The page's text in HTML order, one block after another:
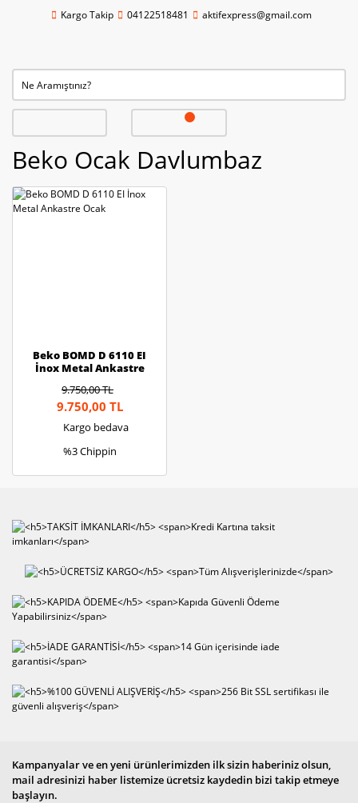
Kargo Takip 04122518481 aktifexpress@gmail.com
Beko Ocak Davlumbaz
Beko BOMD D 6110 EI
İnox Metal Ankastre
9.750,00 TL
9.750,00 TL
Kargo bedava
%3 Chippin
Kampanyalar ve en yeni ürünlerimizden ilk sizin haberiniz olsun,
mail adresinizi haber listemize ücretsiz kaydedin bizi takip etmeye
başlayın.